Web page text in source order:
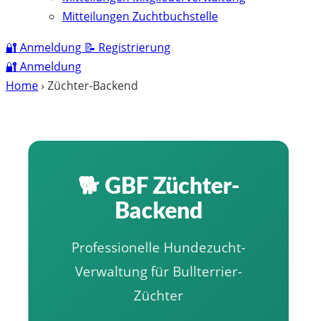
Mitteilungen Zuchtbuchstelle
🔐Anmeldung 📝 Registrierung
🔐Anmeldung
Home› Züchter-Backend
🐕 GBF Züchter-
Backend
Professionelle Hundezucht-
Verwaltung für Bullterrier-
Züchter